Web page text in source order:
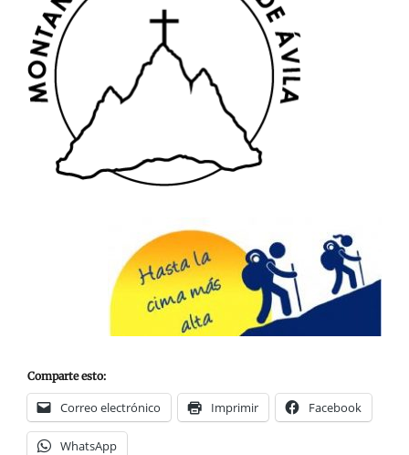
Comparte esto:
Correo electrónico Imprimir Facebook
WhatsApp